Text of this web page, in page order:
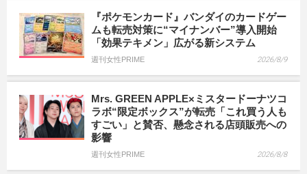
『ポケモンカード』バンダイのカードゲー
ムも転売対策に“マイナンバー”導入開始
「効果テキメン」広がる新システム
週刊女性PRIME 2026/8/9
Mrs. GREEN APPLE×ミスタードーナツコ
ラボ“限定ボックス”が転売「これ買う人も
すごい」と賛否、懸念される店頭販売への
影響
週刊女性PRIME 2026/8/8